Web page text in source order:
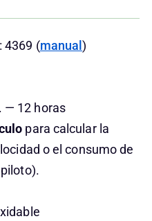
4369 (manual)
— 12 horas
para calcular la
o el consumo de